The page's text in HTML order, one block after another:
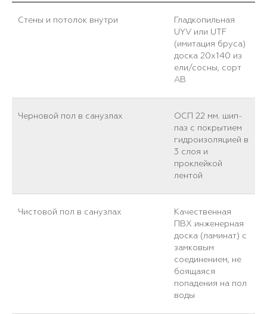
Стены и потолок внутри
Гладкопильная
UYV или UTF
(имитация бруса)
доска 20х140 из
ели/сосны, сорт
АВ
Черновой пол в санузлах
ОСП 22 мм. шип-
паз с покрытием
гидроизоляцией в
3 слоя и
проклейкой
лентой
Чистовой пол в санузлах
Качественная
ПВХ инженерная
доска (ламинат) с
замковым
соединением, не
боящаяся
попадения на пол
воды